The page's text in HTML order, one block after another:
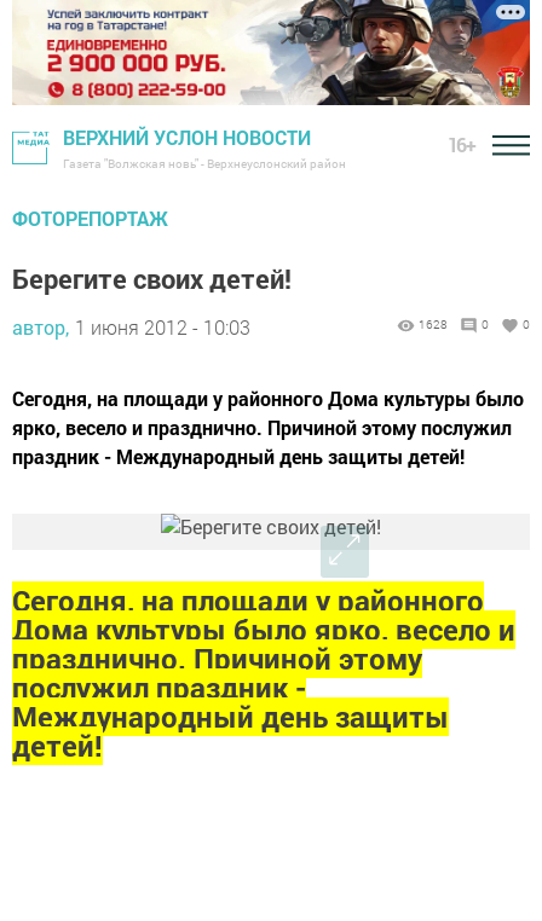
ВЕРХНИЙ УСЛОН НОВОСТИ
Газета "Волжская новь" - Верхнеуслонский район
16+
ФОТОРЕПОРТАЖ
Берегите своих детей!
автор, 1 июня 2012 - 10:03 1628 0 0
Сегодня, на площади у районного Дома культуры было
ярко, весело и празднично. Причиной этому послужил
праздник - Международный день защиты детей!
Сегодня, на площади у районного
Дома культуры было ярко, весело и
празднично. Причиной этому
послужил праздник -
Международный день защиты
детей!